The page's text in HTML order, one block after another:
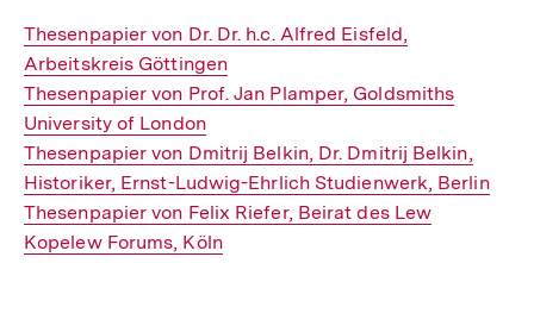
Interner
Link:
Thesenpapier von Dr. Dr. h.c. Alfred Eisfeld,
Arbeitskreis Göttingen
Interner
Link:
Thesenpapier von Prof. Jan Plamper, Goldsmiths
University of London
Interner
Link:
Thesenpapier von Dmitrij Belkin, Dr. Dmitrij Belkin,
Historiker, Ernst-Ludwig-Ehrlich Studienwerk, Berlin
Interner
Link:
Thesenpapier von Felix Riefer, Beirat des Lew
Kopelew Forums, Köln